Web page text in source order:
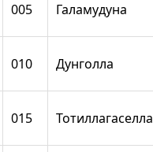
005 Галамудуна
010 Дунголла
015 Тотиллагаселла